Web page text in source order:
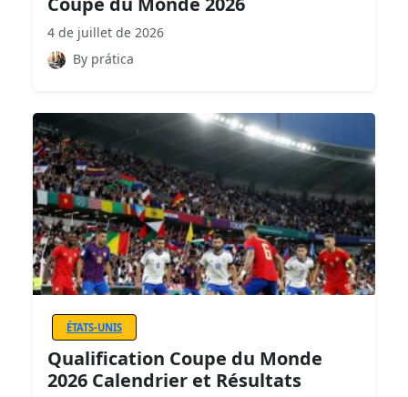
4 de juillet de 2026
By prática
ÉTATS-UNIS
Qualification Coupe du Monde
2026 Calendrier et Résultats